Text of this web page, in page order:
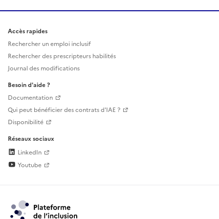
Accès rapides
Rechercher un emploi inclusif
Rechercher des prescripteurs habilités
Journal des modifications
Besoin d'aide ?
Documentation
Qui peut bénéficier des contrats d'IAE ?
Disponibilité
Réseaux sociaux
LinkedIn
Youtube